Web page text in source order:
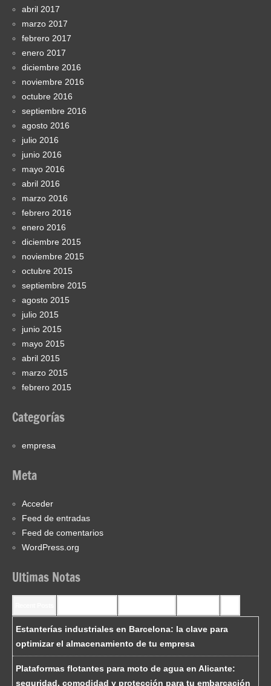
abril 2017
marzo 2017
febrero 2017
enero 2017
diciembre 2016
noviembre 2016
octubre 2016
septiembre 2016
agosto 2016
julio 2016
junio 2016
mayo 2016
abril 2016
marzo 2016
febrero 2016
enero 2016
diciembre 2015
noviembre 2015
octubre 2015
septiembre 2015
agosto 2015
julio 2015
junio 2015
mayo 2015
abril 2015
marzo 2015
febrero 2015
Categorías
empresa
Meta
Acceder
Feed de entradas
Feed de comentarios
WordPress.org
Ultimas Notas
Estanterías industriales en Barcelona: la clave para
optimizar el almacenamiento de tu empresa
Plataformas flotantes para moto de agua en Alicante:
seguridad, comodidad y protección para tu embarcación